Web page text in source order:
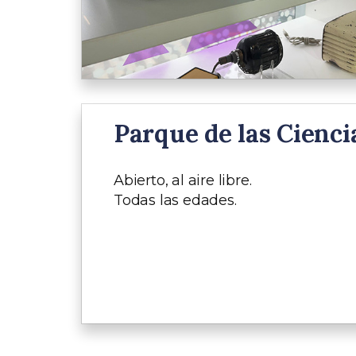
Parque de las
Abierto, al aire libre.
Todas las edades.